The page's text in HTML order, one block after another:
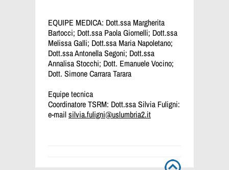
EQUIPE MEDICA: Dott.ssa Margherita
Bartocci; Dott.ssa Paola Giornelli; Dott.ssa
Melissa Galli; Dott.ssa Maria Napoletano;
Dott.ssa Antonella Segoni; Dott.ssa
Annalisa Stocchi; Dott. Emanuele Vocino;
Dott. Simone Carrara Tarara
Equipe tecnica
Coordinatore TSRM: Dott.ssa Silvia Fuligni:
e-mailsilvia.fuligni@uslumbria2.it